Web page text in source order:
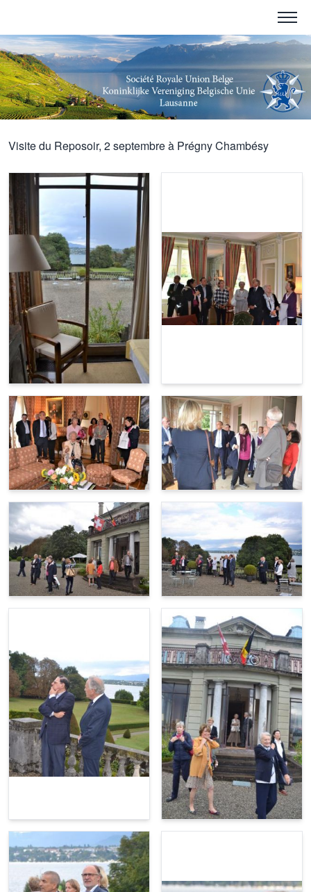
Visite du Reposoir, 2 septembre à Prégny Chambésy